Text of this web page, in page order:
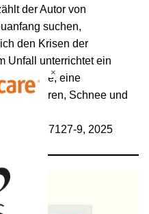
der Autor von
suchen,
den Krisen der
Unfall unterrichtet ein
Skihalle, eine
Figuren, Schnee und
3-10-397127-9, 2025
×